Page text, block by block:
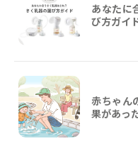
あなたに
び方ガイ
赤ちゃん
果があっ